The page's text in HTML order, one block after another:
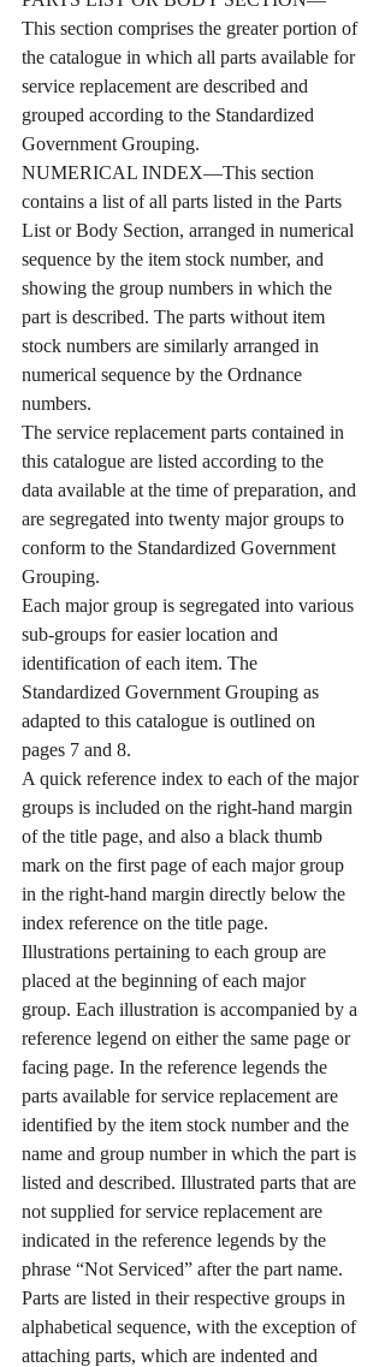
This section comprises the greater portion of
the catalogue in which all parts available for
service replacement are described and
grouped according to the Standardized
Government Grouping.
NUMERICAL INDEX—This section
contains a list of all parts listed in the Parts
List or Body Section, arranged in numerical
sequence by the item stock number, and
showing the group numbers in which the
part is described. The parts without item
stock numbers are similarly arranged in
numerical sequence by the Ordnance
numbers.
The service replacement parts contained in
this catalogue are listed according to the
data available at the time of preparation, and
are segregated into twenty major groups to
conform to the Standardized Government
Grouping.
Each major group is segregated into various
sub-groups for easier location and
identification of each item. The
Standardized Government Grouping as
adapted to this catalogue is outlined on
pages 7 and 8.
A quick reference index to each of the major
groups is included on the right-hand margin
of the title page, and also a black thumb
mark on the first page of each major group
in the right-hand margin directly below the
index reference on the title page.
Illustrations pertaining to each group are
placed at the beginning of each major
group. Each illustration is accompanied by a
reference legend on either the same page or
facing page. In the reference legends the
parts available for service replacement are
identified by the item stock number and the
name and group number in which the part is
listed and described. Illustrated parts that are
not supplied for service replacement are
indicated in the reference legends by the
phrase “Not Serviced” after the part name.
Parts are listed in their respective groups in
alphabetical sequence, with the exception of
attaching parts, which are indented and